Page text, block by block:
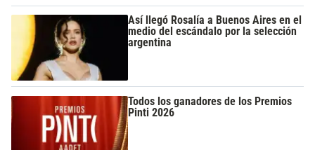
Así llegó Rosalía a Buenos Aires en el
medio del escándalo por la selección
argentina
Todos los ganadores de los Premios
Pinti 2026